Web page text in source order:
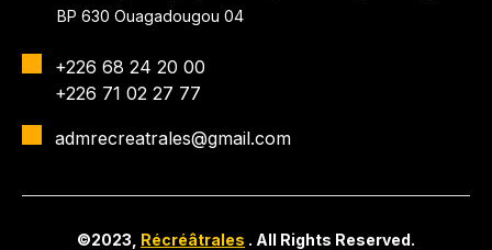
BP 630 Ouagadougou 04
+226 68 24 20 00
+226 71 02 27 77
admrecreatrales@gmail.com
©2023, Récréâtrales . All Rights Reserved.